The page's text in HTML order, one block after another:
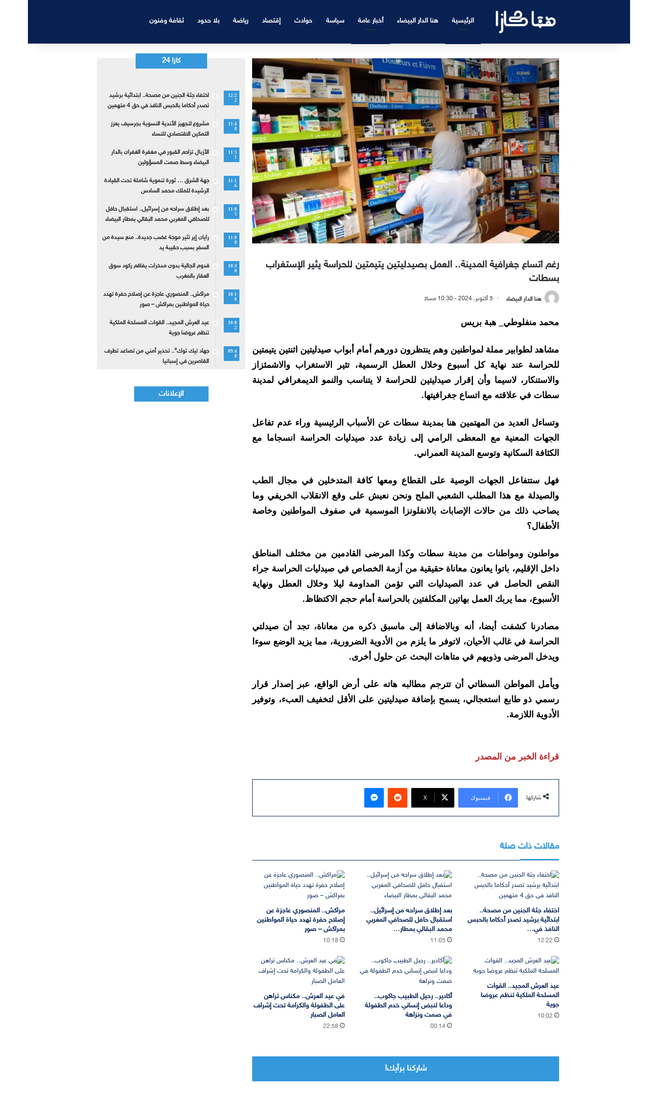
الرئيسية هنا الدار البيضاء أخبار عامة سياسة حوادث إقتصاد رياضة بلا حدود ثقافة وفنون
رغم اتساع جغرافية المدينة.. العمل بصيدليتين يتيمتين للحراسة يثير الإستغراب
بسطات
هنا الدار البيضاء 5 أكتوبر، 2024 - 10:30 مساءً
محمد منفلوطي_ هبة بريس
مشاهد لطوابير مملة لمواطنين وهم ينتظرون دورهم أمام أبواب صيدليتين اثنتين يتيمتين
للحراسة عند نهاية كل أسبوع وخلال العطل الرسمية، تثير الاستغراب والاشمئزاز
والاستنكار، لاسيما وأن إقرار صيدليتين للحراسة لا يتناسب والنمو الديمغرافي لمدينة
سطات في علاقته مع اتساع جغرافيتها.
وتساءل العديد من المهتمين هنا بمدينة سطات عن الأسباب الرئيسية وراء عدم تفاعل
الجهات المعنية مع المعطى الرامي إلى زيادة عدد صيدليات الحراسة انسجاما مع
الكثافة السكانية وتوسع المدينة العمراني.
فهل ستتفاعل الجهات الوصية على القطاع ومعها كافة المتدخلين في مجال الطب
والصيدلة مع هذا المطلب الشعبي الملح ونحن نعيش على وقع الانقلاب الخريفي وما
يصاحب ذلك من حالات الإصابات بالانفلونزا الموسمية في صفوف المواطنين وخاصة
الأطفال؟
مواطنون ومواطنات من مدينة سطات وكذا المرضى القادمين من مختلف المناطق
داخل الإقليم، باتوا يعانون معاناة حقيقية من أزمة الخصاص في صيدليات الحراسة جراء
النقص الحاصل في عدد الصيدليات التي تؤمن المداومة ليلا وخلال العطل ونهاية
الأسبوع، مما يربك العمل بهاتين المكلفتين بالحراسة أمام حجم الاكتظاظ.
مصادرنا كشفت أيضا، أنه وبالاضافة إلى ماسبق ذكره من معاناة، تجد أن صيدلتي
الحراسة في غالب الأحيان، لاتوفر ما يلزم من الأدوية الضرورية، مما يزيد الوضع سوءا
ويدخل المرضى وذويهم في متاهات البحث عن حلول أخرى.
ويأمل المواطن السطاتي أن تترجم مطالبه هاته على أرض الواقع، عبر إصدار قرار
رسمي ذو طابع استعجالي، يسمح بإضافة صيدليتين على الأقل لتخفيف العبء، وتوفير
الأدوية اللازمة.
قراءة الخبر من المصدر
شاركها فيسبوك ‫X
ماسنجر
مقالات ذات صلة
اختفاء جثة الجنين من مصحة..
ابتدائية برشيد تصدر أحكاما بالحبس
النافذ في…
12:22
بعد إطلاق سراحه من إسرائيل..
استقبال حافل للصحافي المغربي
محمد البقالي بمطار…
11:05
مراكش.. المنصوري عاجزة عن
إصلاح حفرة تهدد حياة المواطنين
بمراكش – صور
10:18
عيد العرش المجيد.. القوات
المسلحة الملكية تنظم عروضا
جوية
10:02
أكادير.. رحيل الطبيب جاكوب..
وداعا لنبض إنساني خدم الطفولة
في صمت ونزاهة
00:14
في عيد العرش.. مكناس تراهن
على الطفولة والكرامة تحت إشراف
العامل الصبار
22:58
شاركنا برأيك!
كازا 24
12:2
2
اختفاء جثة الجنين من مصحة.. ابتدائية برشيد
تصدر أحكاما بالحبس النافذ في حق 4 متهمين
11:4
8
مشروع لتجهيز الأندية النسوية بجرسيف يعزز
التمكين الاقتصادي للنساء
11:3
1
الأزبال تزاحم القبور في مغفرة الغفران بالدار
البيضاء وسط صمت المسؤولين
11:1
6
جهة الشرق … ثورة تنموية شاملة تحت القيادة
الرشيدة للملك محمد السادس
11:0
5
بعد إطلاق سراحه من إسرائيل.. استقبال حافل
للصحافي المغربي محمد البقالي بمطار البيضاء
11:0
0
رايان إير تثير موجة غضب جديدة.. منع سيدة من
السفر بسبب حقيبة يد
10:3
0
قدوم الجالية بدون مدخرات يفاقم ركود سوق
العقار بالمغرب
10:1
8
مراكش.. المنصوري عاجزة عن إصلاح حفرة تهدد
حياة المواطنين بمراكش – صور
10:0
2
عيد العرش المجيد.. القوات المسلحة الملكية
تنظم عروضا جوية
09:4
8
جهاد تيك توك”.. تحذير أمني من تصاعد تطرف
القاصرين في إسبانيا
الإعلانات